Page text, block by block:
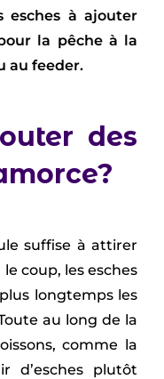
esches à ajouter
la pêche à la
au feeder.
des
suffise à attirer
coup, les esches
longtemps les
au long de la
comme la
d’esches plutôt